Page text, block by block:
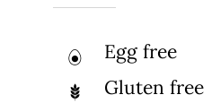
Egg free
Gluten free